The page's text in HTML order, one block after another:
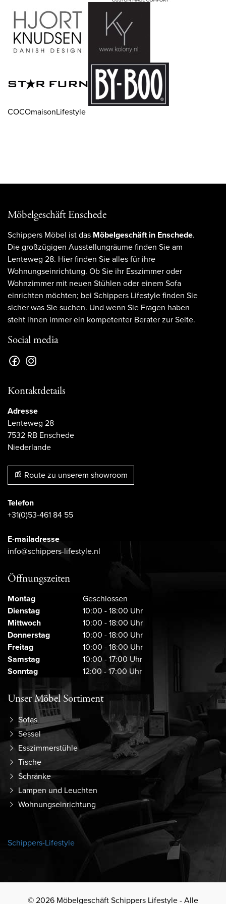
COCOmaisonLifestyle
Möbelgeschäft Enschede
Schippers Möbel ist das Möbelgeschäft in Enschede.
Die großzügigen Ausstellungräume finden Sie am
Lenteweg 28. Hier finden Sie alles für ihre
Wohnungseinrichtung. Ob Sie ihr Esszimmer oder
Wohnzimmer mit neuen Stühlen oder einem Sofa
einrichten möchten; bei Schippers Lifestyle finden Sie
sicher was Sie suchen. Und wenn Sie Fragen haben
steht ihnen immer ein kompetenter Berater zur Seite.
Social media
Kontaktdetails
Adresse
Lenteweg 28
7532 RB Enschede
Niederlande
Route zu unserem showroom
Telefon
+31(0)53-461 84 55
E-mailadresse
info@schippers-lifestyle.nl
Öffnungszeiten
Montag
Geschlossen
Dienstag
10:00 - 18:00 Uhr
Mittwoch
10:00 - 18:00 Uhr
Donnerstag
10:00 - 18:00 Uhr
Freitag
10:00 - 18:00 Uhr
Samstag
10:00 - 17:00 Uhr
Sonntag
12:00 - 17:00 Uhr
Unser Möbel Sortiment
Sofas
Sessel
Esszimmerstühle
Tische
Schränke
Lampen und Leuchten
Wohnungseinrichtung
Schippers-Lifestyle
© 2026 Möbelgeschäft Schippers Lifestyle - Alle